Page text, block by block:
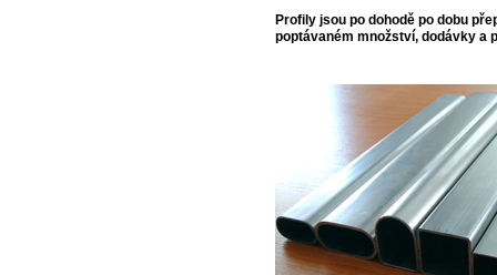
Profily jsou po dohodě po dobu
poptávaném množství, dodávky a